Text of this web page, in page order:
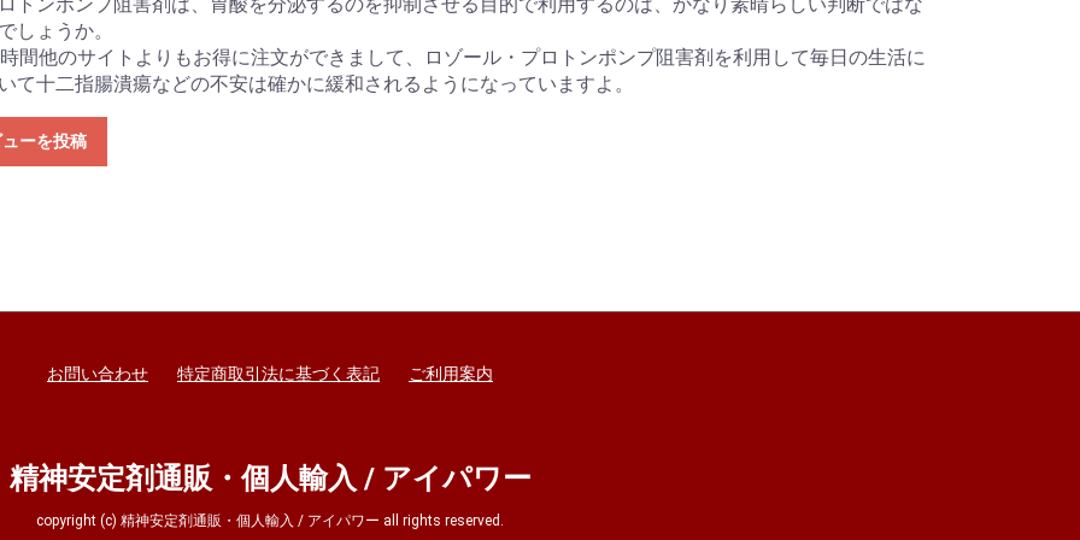
トンポンプ阻害剤は、胃酸を分泌するのを抑制させる目的で利用するのは、かなり素晴らしい判断ではな
しょうか。
間他のサイトよりもお得に注文ができまして、ロゾール・プロトンポンプ阻害剤を利用して毎日の生活に
て十二指腸潰瘍などの不安は確かに緩和されるようになっていますよ。
ューを投稿
お問い合わせ 特定商取引法に基づく表記 ご利用案内
精神安定剤通販・個人輸入 / アイパワー
copyright (c) 精神安定剤通販・個人輸入 / アイパワー all rights reserved.